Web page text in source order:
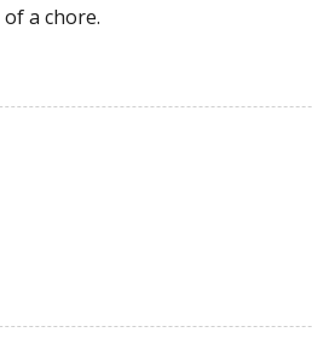
a chore.